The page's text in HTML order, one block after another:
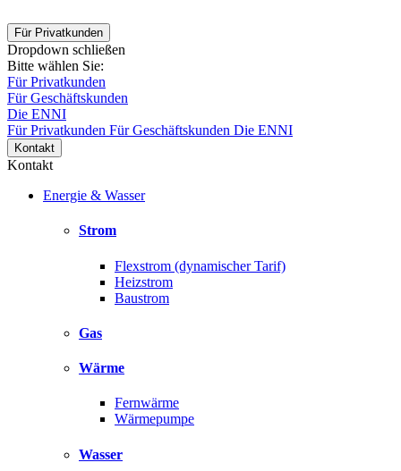
Für Privatkunden
Dropdown schließen
Bitte wählen Sie:
Für Privatkunden
Für Geschäftskunden
Die ENNI
Für Privatkunden Für Geschäftskunden Die ENNI
Kontakt
Kontakt
Energie & Wasser
Strom
Flexstrom (dynamischer Tarif)
Heizstrom
Baustrom
Gas
Wärme
Fernwärme
Wärmepumpe
Wasser